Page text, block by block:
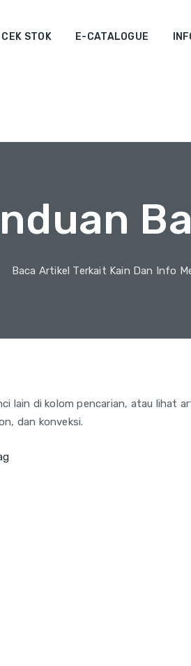
CEK STOK E-CATALOGUE
Baca Artikel Terkait Kain Dan Info
lain di kolom pencarian, atau lihat
dan konveksi.